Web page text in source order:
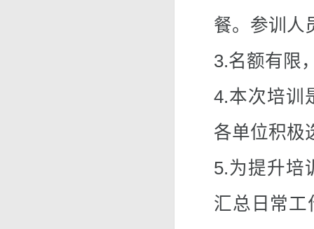
餐。参训人
3.名额有限
4.本次培训
各单位积极
5.为提升培
汇总日常工